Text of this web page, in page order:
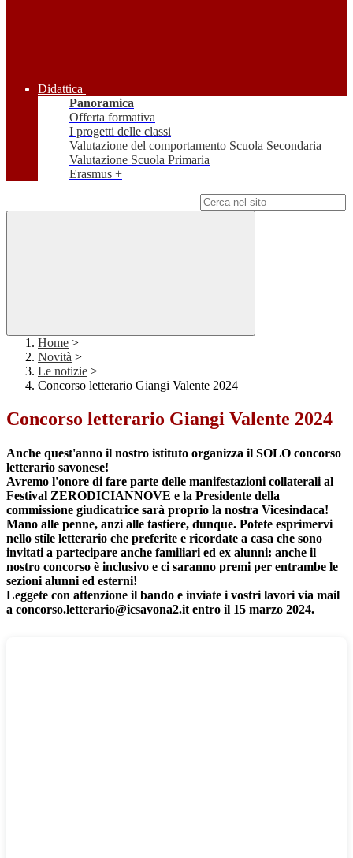
Didattica
Panoramica
Offerta formativa
I progetti delle classi
Valutazione del comportamento Scuola Secondaria
Valutazione Scuola Primaria
Erasmus +
Home >
Novità >
Le notizie >
Concorso letterario Giangi Valente 2024
Concorso letterario Giangi Valente 2024
Anche quest'anno il nostro istituto organizza il SOLO concorso
letterario savonese!
Avremo l'onore di fare parte delle manifestazioni collaterali al
Festival ZERODICIANNOVE e la Presidente della
commissione giudicatrice sarà proprio la nostra Vicesindaca!
Mano alle penne, anzi alle tastiere, dunque. Potete esprimervi
nello stile letterario che preferite e ricordate a casa che sono
invitati a partecipare anche familiari ed ex alunni: anche il
nostro concorso è inclusivo e ci saranno premi per entrambe le
sezioni alunni ed esterni!
Leggete con attenzione il bando e inviate i vostri lavori via mail
a concorso.letterario@icsavona2.it entro il 15 marzo 2024.